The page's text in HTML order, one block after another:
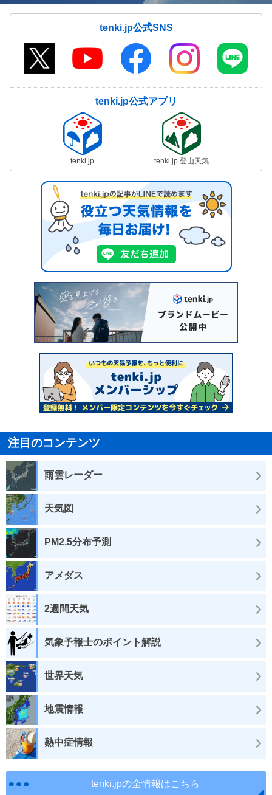
tenki.jp公式SNS
tenki.jp公式アプリ
tenki.jp tenki.jp 登山天気
注目のコンテンツ
雨雲レーダー
天気図
PM2.5分布予測
アメダス
2週間天気
気象予報士のポイント解説
世界天気
地震情報
熱中症情報
tenki.jpの全情報はこちら